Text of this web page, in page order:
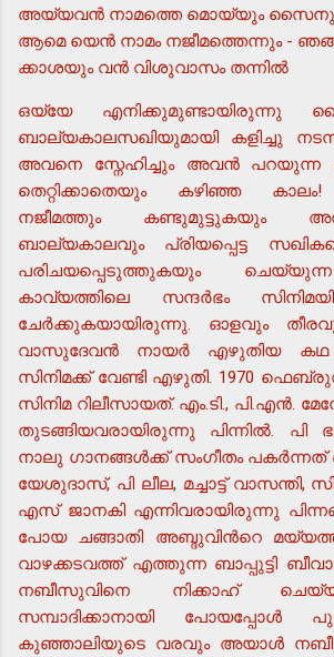
അയ്യവന്‍ നാമത്തെ മൊയ്യും
ആമെ യെന്‍ നാമം നജീമത്തെന്നും -
ക്കാശയും വന്‍ വിശുവാസം തന്നില്‍
ഒയ്യേ എനിക്കുമുണ്ടായിരുന്നു
ബാല്യകാലസഖിയുമായി കളിച്ചു
അവനെ സ്നേഹിച്ചും അവന്‍ പറയുന്ന
തെറ്റിക്കാതെയും കഴിഞ്ഞ
നജീമത്തും കണ്ടുമുട്ടുകയും
ബാല്യകാലവും പ്രിയപ്പെട്ട
പരിചയപ്പെടുത്തുകയും
കാവ്യത്തിലെ സന്ദര്‍ഭം
ചേര്‍ക്കുകയായിരുന്നു. ഓളവും
വാസുദേവന്‍ നായര്‍ എഴുതിയ കഥ
സിനിമക്ക് വേണ്ടി എഴുതി. 1970
സിനിമ റിലീസായത്. എം.ടി., പി.എന്‍.
തുടങ്ങിയവരായിരുന്നു പിന്നില്‍. പി
നാലു ഗാനങ്ങള്‍ക്ക് സംഗീതം
യേശുദാസ്, പി ലീല, മച്ചാട്ട്
എസ് ജാനകി എന്നിവരായിരുന്നു
പോയ ചങ്ങാതി അബ്ദുവിന്‍റെ
വാഴക്കടവത്ത് എത്തുന്ന ബാപ്പുട്ടി
നബീസുവിനെ നിക്കാഹ്
സമ്പാദിക്കാനായി പോയപ്പോള്‍
കുഞ്ഞാലിയുടെ വരവും അയാള്‍